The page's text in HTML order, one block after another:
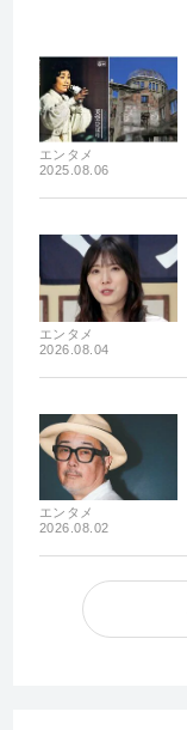
エンタメ
2025.08.06
エンタメ
2026.08.04
エンタメ
2026.08.02